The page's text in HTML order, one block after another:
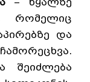
– წყალზე
რომელიც
და
შეიძლება